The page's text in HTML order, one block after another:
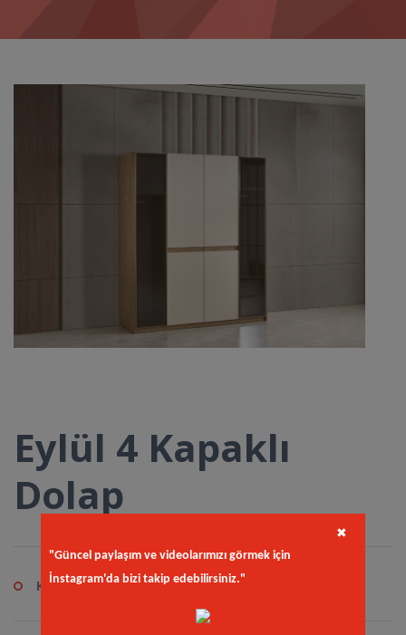
Eylül 4 Kapaklı
Dolap
Kodin.com
"Güncel paylaşım ve videolarımızı görmek için
İnstagram'da bizi takip edebilirsiniz."
✖